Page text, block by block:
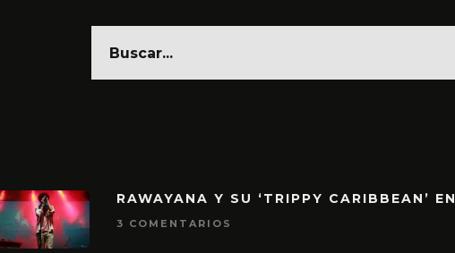
RAWAYANA Y SU ‘TRIPPY CARIBBEAN’
3 COMENTARIOS